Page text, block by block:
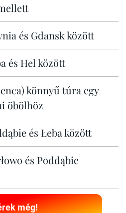
és Gdansk között
és Hel között
könnyű túra egy
öbölhöz
és Łeba között
és Poddąbie
még!